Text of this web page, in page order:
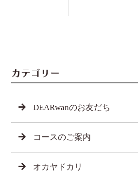
カテゴリー
DEARwanのお友だち
コースのご案内
オカヤドカリ